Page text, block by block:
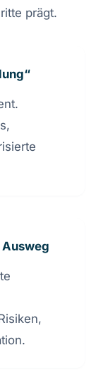
prägt.